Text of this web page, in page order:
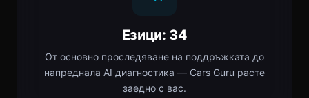
Езици: 34
От основно проследяване на поддръжката до
напреднала AI диагностика — Cars Guru расте
заедно с вас.